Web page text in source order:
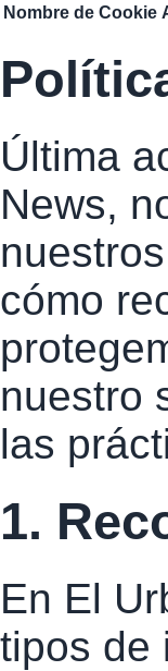
Nombre de Cookie
Última
News,
cómo
nuestro
las
1.
En El
tipos de